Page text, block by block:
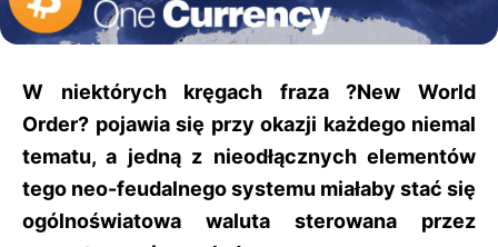
W niektórych kręgach fraza ?New World
Order? pojawia się przy okazji każdego niemal
tematu, a jedną z nieodłącznych elementów
tego neo-feudalnego systemu miałaby stać się
ogólnoświatowa waluta sterowana przez